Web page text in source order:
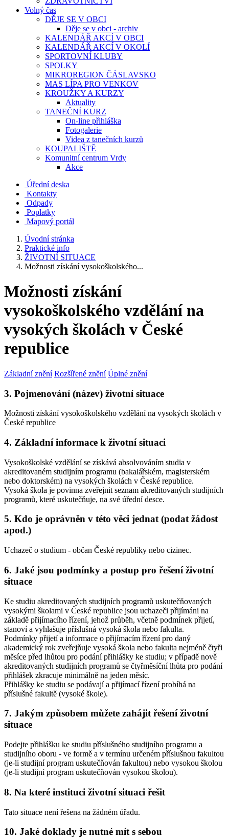
Volný čas
DĚJE SE V OBCI
Děje se v obci - archiv
KALENDÁŘ AKCÍ V OBCI
KALENDÁŘ AKCÍ V OKOLÍ
SPORTOVNÍ KLUBY
SPOLKY
MIKROREGION ČÁSLAVSKO
MAS LÍPA PRO VENKOV
KROUŽKY A KURZY
Aktuality
TANEČNÍ KURZ
On-line přihláška
Fotogalerie
Videa z tanečních kurzů
KOUPALIŠTĚ
Komunitní centrum Vrdy
Akce
Úřední deska
Kontakty
Odpady
Poplatky
Mapový portál
Úvodní stránka
Praktické info
ŽIVOTNÍ SITUACE
Možnosti získání vysokoškolského...
Možnosti získání
vysokoškolského vzdělání na
vysokých školách v České
republice
Základní znění Rozšířené znění Úplné znění
3. Pojmenování (název) životní situace
Možnosti získání vysokoškolského vzdělání na vysokých školách v
České republice
4. Základní informace k životní situaci
Vysokoškolské vzdělání se získává absolvováním studia v
akreditovaném studijním programu (bakalářském, magisterském
nebo doktorském) na vysokých školách v České republice.
Vysoká škola je povinna zveřejnit seznam akreditovaných studijních
programů, které uskutečňuje, na své úřední desce.
5. Kdo je oprávněn v této věci jednat (podat žádost
apod.)
Uchazeč o studium - občan České republiky nebo cizinec.
6. Jaké jsou podmínky a postup pro řešení životní
situace
Ke studiu akreditovaných studijních programů uskutečňovaných
vysokými školami v České republice jsou uchazeči přijímáni na
základě přijímacího řízení, jehož průběh, včetně podmínek přijetí,
stanoví a vyhlašuje příslušná vysoká škola nebo fakulta.
Podmínky přijetí a informace o přijímacím řízení pro daný
akademický rok zveřejňuje vysoká škola nebo fakulta nejméně čtyři
měsíce před lhůtou pro podání přihlášky ke studiu; v případě nově
akreditovaných studijních programů se čtyřměsíční lhůta pro podání
přihlášek zkracuje minimálně na jeden měsíc.
Přihlášky ke studiu se podávají a přijímací řízení probíhá na
příslušné fakultě (vysoké škole).
7. Jakým způsobem můžete zahájit řešení životní
situace
Podejte přihlášku ke studiu příslušného studijního programu a
studijního oboru - ve formě a v termínu určeném příslušnou fakultou
(je-li studijní program uskutečňován fakultou) nebo vysokou školou
(je-li studijní program uskutečňován vysokou školou).
8. Na které instituci životní situaci řešit
Tato situace není řešena na žádném úřadu.
10. Jaké doklady je nutné mít s sebou